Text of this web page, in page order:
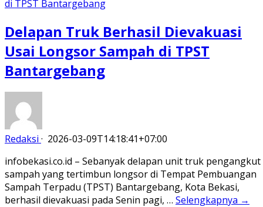
Delapan Truk Berhasil Dievakuasi
Usai Longsor Sampah di TPST
Bantargebang
Redaksi · 2026-03-09T14:18:41+07:00
infobekasi.co.id – Sebanyak delapan unit truk pengangkut
sampah yang tertimbun longsor di Tempat Pembuangan
Sampah Terpadu (TPST) Bantargebang, Kota Bekasi,
berhasil dievakuasi pada Senin pagi, … Selengkapnya →